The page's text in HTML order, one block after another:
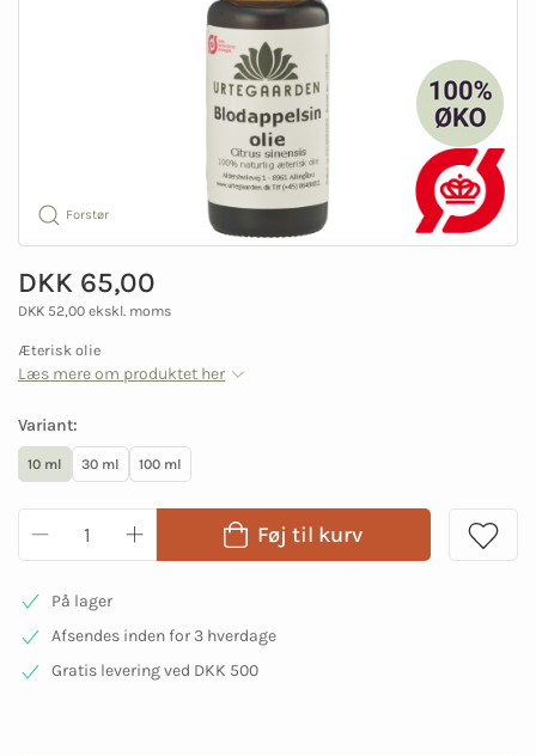
Forstør
DKK 65,00
DKK 52,00 ekskl. moms
Æterisk olie
Læs mere om produktet her
Variant:
10 ml 30 ml 100 ml
Føj til kurv
På lager
Afsendes inden for 3 hverdage
Gratis levering ved DKK 500